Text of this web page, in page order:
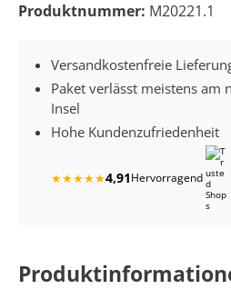
Produktnummer: M20221.1
Versandkostenfreie
Paket verlässt meistens am
Insel
Hohe Kundenzufriedenheit
★★★★★4,91Hervorragend